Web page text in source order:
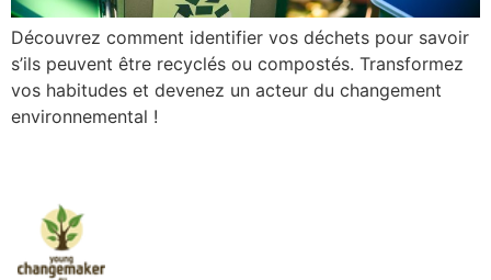
Découvrez comment identifier vos déchets pour savoir
s’ils peuvent être recyclés ou compostés. Transformez
vos habitudes et devenez un acteur du changement
environnemental !